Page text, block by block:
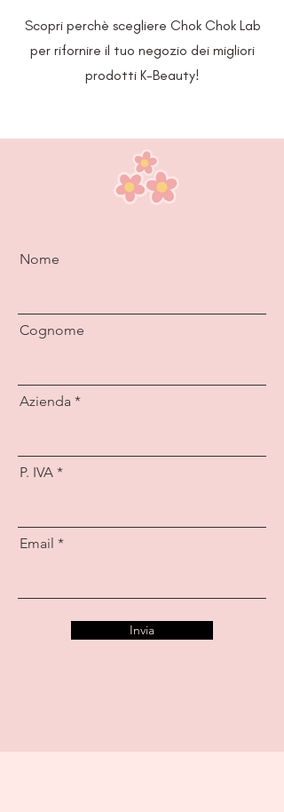
Scopri perchè scegliere Chok Chok Lab
per rifornire il tuo negozio dei migliori
prodotti K-Beauty!
Nome
Cognome
Azienda
P. IVA
Email
Invia